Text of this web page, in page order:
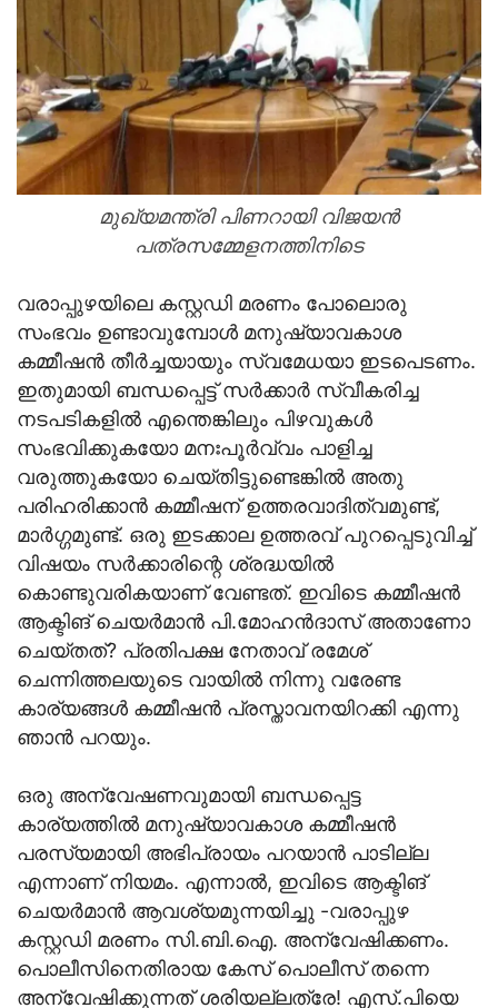
മുഖ്യമന്ത്രി പിണറായി വിജയന്‍
പത്രസമ്മേളനത്തിനിടെ
വരാപ്പുഴയിലെ കസ്റ്റഡി മരണം പോലൊരു
സംഭവം ഉണ്ടാവുമ്പോള്‍ മനുഷ്യാവകാശ
കമ്മീഷന്‍ തീര്‍ച്ചയായും സ്വമേധയാ ഇടപെടണം.
ഇതുമായി ബന്ധപ്പെട്ട് സര്‍ക്കാര്‍ സ്വീകരിച്ച
നടപടികളില്‍ എന്തെങ്കിലും പിഴവുകള്‍
സംഭവിക്കുകയോ മനഃപൂര്‍വ്വം പാളിച്ച
വരുത്തുകയോ ചെയ്തിട്ടുണ്ടെങ്കില്‍ അതു
പരിഹരിക്കാന്‍ കമ്മീഷന് ഉത്തരവാദിത്വമുണ്ട്,
മാര്‍ഗ്ഗമുണ്ട്. ഒരു ഇടക്കാല ഉത്തരവ് പുറപ്പെടുവിച്ച്
വിഷയം സര്‍ക്കാരിന്റെ ശ്രദ്ധയില്‍
കൊണ്ടുവരികയാണ് വേണ്ടത്. ഇവിടെ കമ്മീഷന്‍
ആക്ടിങ് ചെയര്‍മാന്‍ പി.മോഹന്‍ദാസ് അതാണോ
ചെയ്തത്? പ്രതിപക്ഷ നേതാവ് രമേശ്
ചെന്നിത്തലയുടെ വായില്‍ നിന്നു വരേണ്ട
കാര്യങ്ങള്‍ കമ്മീഷന്‍ പ്രസ്താവനയിറക്കി എന്നു
ഞാന്‍ പറയും.
ഒരു അന്വേഷണവുമായി ബന്ധപ്പെട്ട
കാര്യത്തില്‍ മനുഷ്യാവകാശ കമ്മീഷന്‍
പരസ്യമായി അഭിപ്രായം പറയാന്‍ പാടില്ല
എന്നാണ് നിയമം. എന്നാല്‍, ഇവിടെ ആക്ടിങ്
ചെയര്‍മാന്‍ ആവശ്യമുന്നയിച്ചു -വരാപ്പുഴ
കസ്റ്റഡി മരണം സി.ബി.ഐ. അന്വേഷിക്കണം.
പൊലീസിനെതിരായ കേസ് പൊലീസ് തന്നെ
അന്വേഷിക്കുന്നത് ശരിയല്ലത്രേ! എസ്.പിയെ